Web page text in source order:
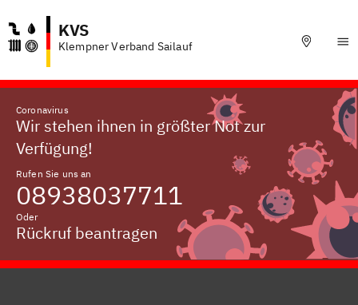
KVS
Klempner Verband Sailauf
Coronavirus
Wir stehen ihnen in größter Not zur
Verfügung!
Rufen Sie uns an
08938037711
Oder
Rückruf beantragen